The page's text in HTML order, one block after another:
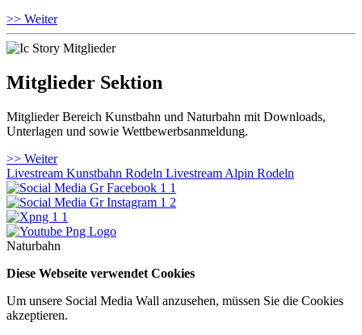
>> Weiter
Mitglieder Sektion
Mitglieder Bereich Kunstbahn und Naturbahn mit Downloads,
Unterlagen und sowie Wettbewerbsanmeldung.
>> Weiter
Livestream Kunstbahn Rodeln Livestream Alpin Rodeln
Naturbahn
Diese Webseite verwendet Cookies
Um unsere Social Media Wall anzusehen, müssen Sie die Cookies
akzeptieren.